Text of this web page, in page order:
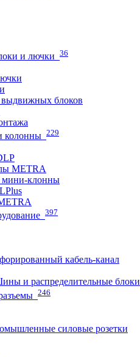
и лючки
36
блоков
колонны 229
METRA
клонны
397
кабель-канал
и распределительные блоки
246
силовые розетки